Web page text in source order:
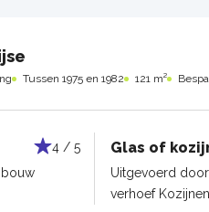
Tussen 1975 en 1982 121 m²
4 / 5
Glas of
Uitgevoerd
verhoef Kozijnen